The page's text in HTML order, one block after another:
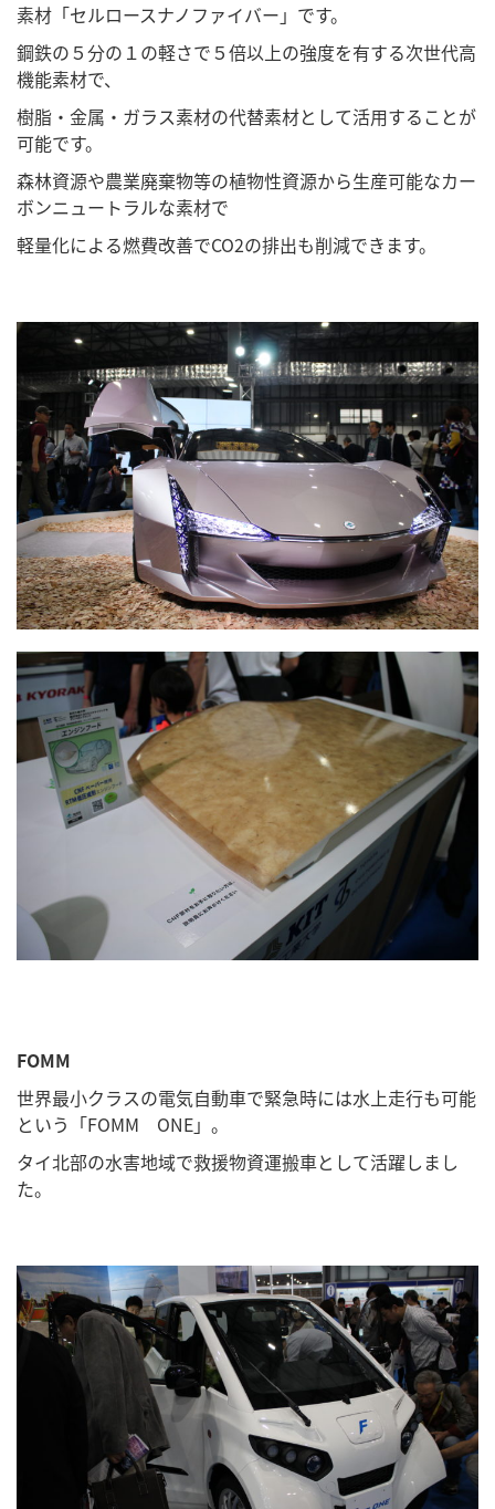
素材「セルロースナノファイバー」です。
鋼鉄の５分の１の軽さで５倍以上の強度を有する次世代高
機能素材で、
樹脂・金属・ガラス素材の代替素材として活用することが
可能です。
森林資源や農業廃棄物等の植物性資源から生産可能なカー
ボンニュートラルな素材で
軽量化による燃費改善でCO2の排出も削減できます。
FOMM
世界最小クラスの電気自動車で緊急時には水上走行も可能
という「FOMM ONE」。
タイ北部の水害地域で救援物資運搬車として活躍しまし
た。